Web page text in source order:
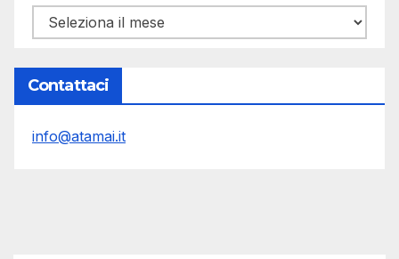
Archivi
Contattaci
info@atamai.it